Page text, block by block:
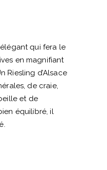
qui fera le
en magnifiant
Riesling d’Alsace
de craie,
et de
équilibré, il